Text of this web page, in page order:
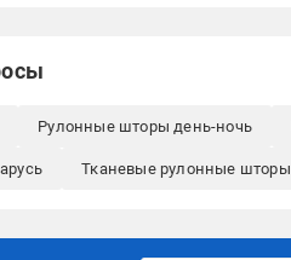
Рулонные шторы день-ночь
Тканевые рулонные шторы